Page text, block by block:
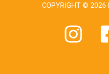
COPYRIGHT © 2026